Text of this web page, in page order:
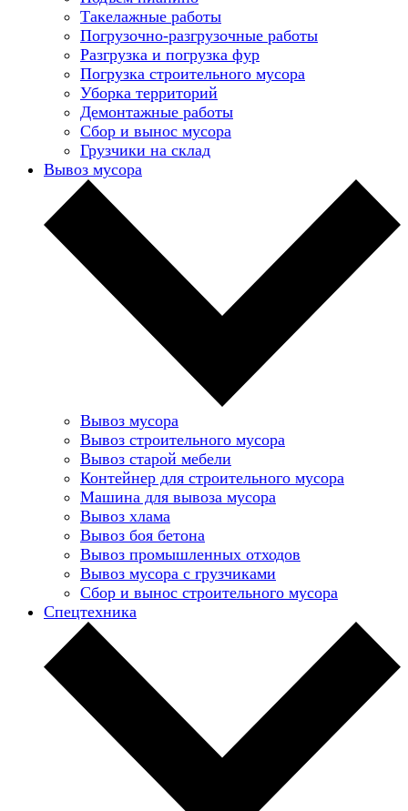
Такелажные работы
Погрузочно-разгрузочные работы
Разгрузка и погрузка фур
Погрузка строительного мусора
Уборка территорий
Демонтажные работы
Сбор и вынос мусора
Грузчики на склад
Вывоз мусора
Вывоз мусора
Вывоз строительного мусора
Вывоз старой мебели
Контейнер для строительного мусора
Машина для вывоза мусора
Вывоз хлама
Вывоз боя бетона
Вывоз промышленных отходов
Вывоз мусора с грузчиками
Сбор и вынос строительного мусора
Спецтехника